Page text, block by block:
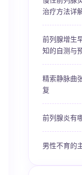
治疗方法详
前列腺增生
知的自测与
精索静脉曲
复
前列腺炎有
男性不育的